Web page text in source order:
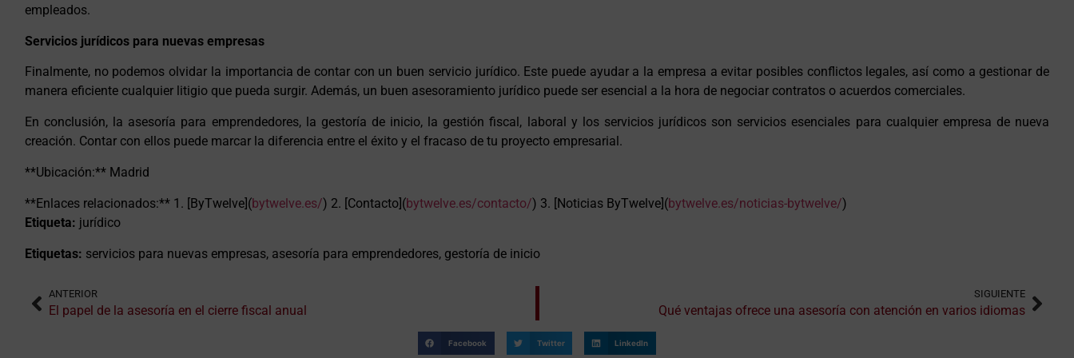
empleados.
Servicios jurídicos para nuevas empresas
Finalmente, no podemos olvidar la importancia de contar con un buen servicio jurídico. Este puede ayudar a la empresa a evitar posibles conflictos legales, así como a gestionar de
manera eficiente cualquier litigio que pueda surgir. Además, un buen asesoramiento jurídico puede ser esencial a la hora de negociar contratos o acuerdos comerciales.
En conclusión, la asesoría para emprendedores, la gestoría de inicio, la gestión fiscal, laboral y los servicios jurídicos son servicios esenciales para cualquier empresa de nueva
creación. Contar con ellos puede marcar la diferencia entre el éxito y el fracaso de tu proyecto empresarial.
**Ubicación:** Madrid
**Enlaces relacionados:** 1. [ByTwelve](bytwelve.es/) 2. [Contacto](bytwelve.es/contacto/) 3. [Noticias ByTwelve](bytwelve.es/noticias-bytwelve/)
Etiqueta: jurídico
Etiquetas: servicios para nuevas empresas, asesoría para emprendedores, gestoría de inicio
ANTERIOR
El papel de la asesoría en el cierre fiscal anual
SIGUIENTE
Qué ventajas ofrece una asesoría con atención en varios idiomas
Facebook Twitter LinkedIn